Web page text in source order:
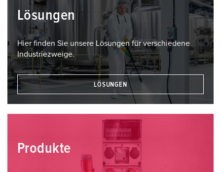
Lösungen
Hier finden Sie unsere Lösungen für verschiedene
Industriezweige.
LÖSUNGEN
Produkte